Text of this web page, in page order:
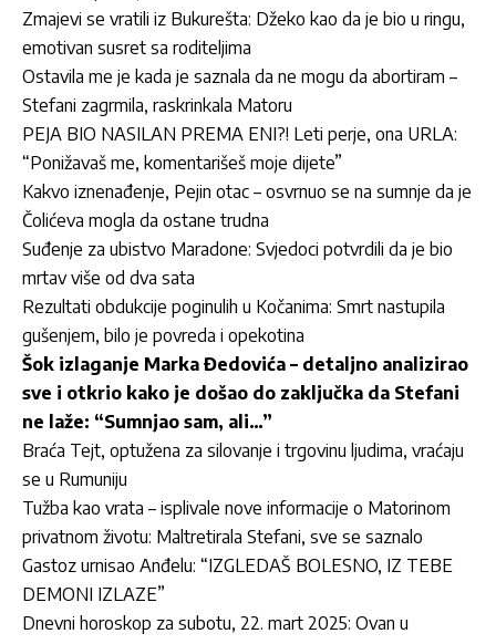
Zmajevi se vratili iz Bukurešta: Džeko kao da je bio u ringu,
emotivan susret sa roditeljima
Ostavila me je kada je saznala da ne mogu da abortiram –
Stefani zagrmila, raskrinkala Matoru
PEJA BIO NASILAN PREMA ENI?! Leti perje, ona URLA:
“Ponižavaš me, komentarišeš moje dijete”
Kakvo iznenađenje, Pejin otac – osvrnuo se na sumnje da je
Čolićeva mogla da ostane trudna
Suđenje za ubistvo Maradone: Svjedoci potvrdili da je bio
mrtav više od dva sata
Rezultati obdukcije poginulih u Kočanima: Smrt nastupila
gušenjem, bilo je povreda i opekotina
Šok izlaganje Marka Đedovića – detaljno analizirao
sve i otkrio kako je došao do zaključka da Stefani
ne laže: “Sumnjao sam, ali…”
Braća Tejt, optužena za silovanje i trgovinu ljudima, vraćaju
se u Rumuniju
Tužba kao vrata – isplivale nove informacije o Matorinom
privatnom životu: Maltretirala Stefani, sve se saznalo
Gastoz urnisao Anđelu: “IZGLEDAŠ BOLESNO, IZ TEBE
DEMONI IZLAZE”
Dnevni horoskop za subotu, 22. mart 2025: Ovan u